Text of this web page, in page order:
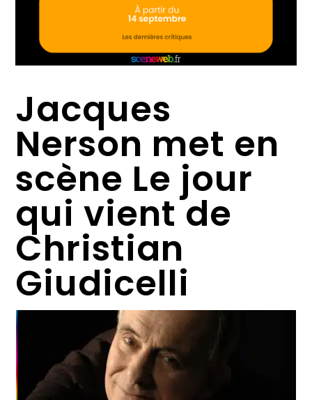
Jacques
Nerson met en
scène Le jour
qui vient de
Christian
Giudicelli